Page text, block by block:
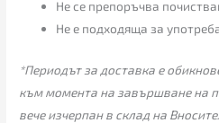
Не се препоръчва
Не е подходяща за
*Периодът за доставка е
към момента на завършване на
вече изчерпан в склад на